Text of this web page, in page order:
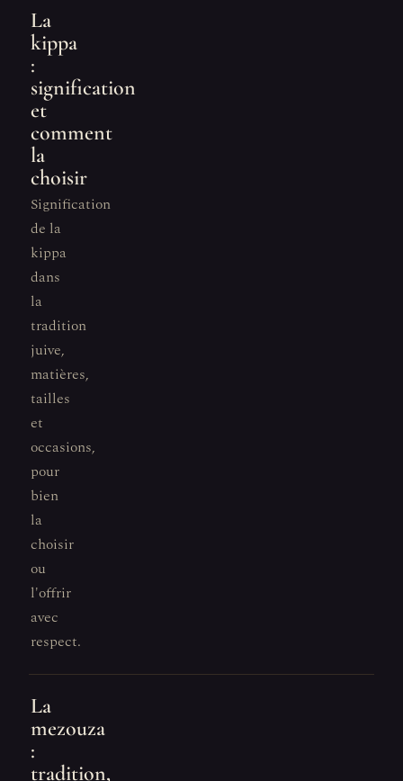
La
kippa
:
signification
et
comment
la
choisir
Signification
de la
kippa
dans
la
tradition
juive,
matières,
tailles
et
occasions,
pour
bien
la
choisir
ou
l'offrir
avec
respect.
La
mezouza
:
tradition,